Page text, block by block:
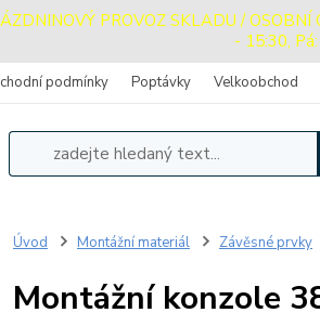
PROVOZ SKLADU /
- 15:30,
podmínky Poptávky Velkoobchod
Úvod Montážní materiál Závěsné prvky
Montážní konzole